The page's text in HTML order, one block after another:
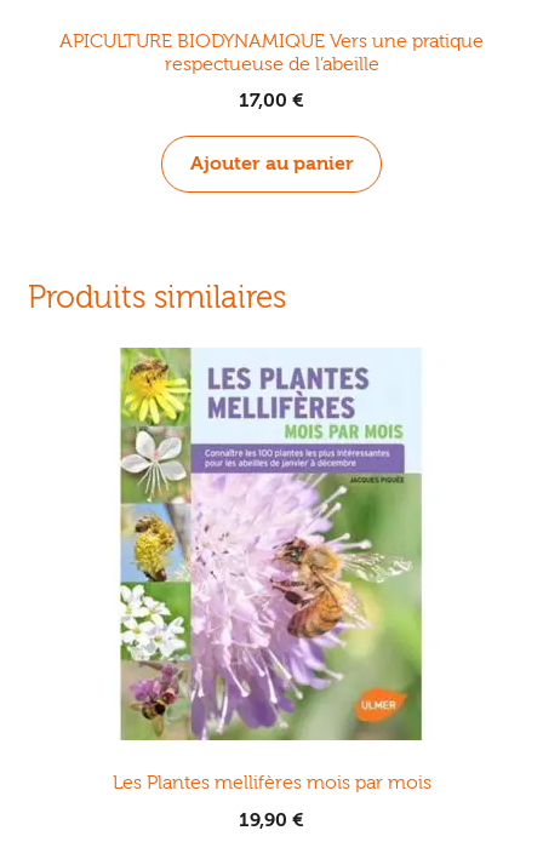
APICULTURE BIODYNAMIQUE Vers une pratique
respectueuse de l’abeille
17,00 €
Ajouter au panier
Produits similaires
Les Plantes mellifères mois par mois
19,90 €